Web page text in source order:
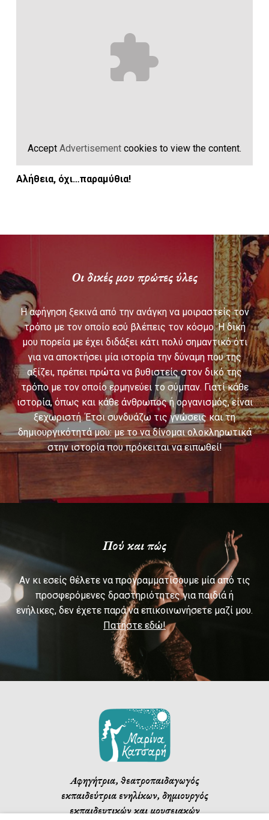
Accept Advertisement cookies to view the content.
Αλήθεια, όχι…παραμύθια!
Οι δικές μου πρώτες ύλες
Η αφήγηση ξεκινά από την ανάγκη να μοιραστείς τον
τρόπο με τον οποίο εσύ βλέπεις τον κόσμο. Η δική
μου πορεία με έχει διδάξει κάτι πολύ σημαντικό ότι
για να αποκτήσει μία ιστορία την δύναμη που της
αξίζει, πρέπει πρώτα να βυθιστείς στον δικό της
τρόπο με τον οποίο ερμηνεύει το σύμπαν. Γιατί κάθε
ιστορία, όπως και κάθε άνθρωπος ή οργανισμός, είναι
ξεχωριστή. Έτσι συνδυάζω τις γνώσεις και τη
δημιουργικότητά μου: με το να δίνομαι ολοκληρωτικά
στην ιστορία που πρόκειται να ειπωθεί!
Πού και πώς
Αν κι εσείς θέλετε να προγραμματίσουμε μία από τις
προσφερόμενες δραστηριότητες για παιδιά ή
ενήλικες, δεν έχετε παρά να επικοινωνήσετε μαζί μου.
Πατήστε εδώ!
Αφηγήτρια, θεατροπαιδαγωγός
εκπαιδεύτρια ενηλίκων, δημιουργός
εκπαιδευτικών και μουσειακών